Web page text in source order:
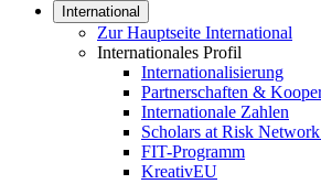
International
Zur Hauptseite International
Internationales Profil
Internationalisierung
Partnerschaften &
Internationale Zahlen
Scholars at Risk
FIT-Programm
KreativEU